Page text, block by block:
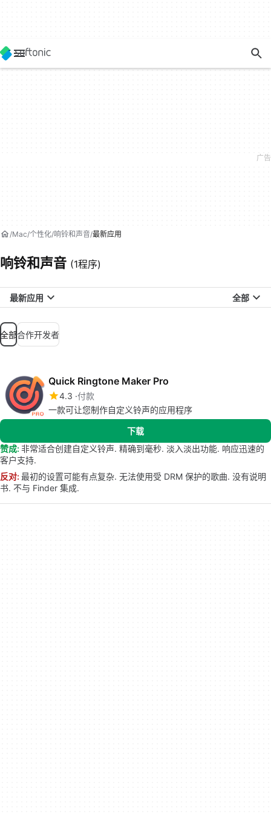
Mac 个性化 响铃和声音 最新应用
响铃和声音 (1程序)
最新应用 全部
全部合作开发者
Quick Ringtone Maker Pro
4.3 付款
一款可让您制作自定义铃声的应用程序
下载
赞成: 非常适合创建自定义铃声. 精确到毫秒. 淡入淡出功能. 响应迅速的
客户支持.
反对: 最初的设置可能有点复杂. 无法使用受 DRM 保护的歌曲. 没有说明
书. 不与 Finder 集成.